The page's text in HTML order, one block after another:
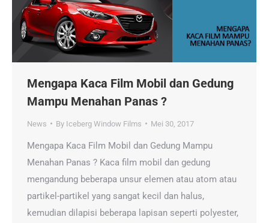
Mengapa Kaca Film Mobil dan Gedung
Mampu Menahan Panas ?
News By Iceberg Window Films Mei 30, 2017
Mengapa Kaca Film Mobil dan Gedung Mampu
Menahan Panas ? Kaca film mobil dan gedung
mengandung beberapa unsur elemen atau atom atau
partikel-partikel yang sangat kecil dan halus,
kemudian dilapisi beberapa lapisan seperti polyester,